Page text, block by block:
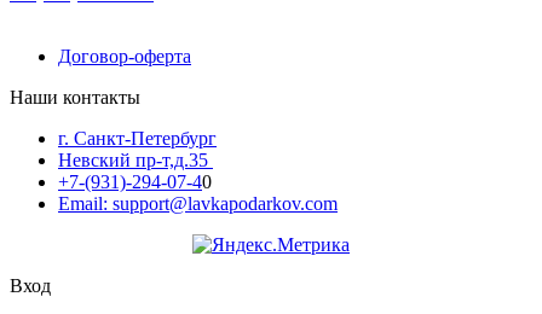
Договор-оферта
Наши контакты
г. Санкт-Петербург
Невский пр-т,д.35
+7-(931)-294-07-40
Email: support@lavkapodarkov.com
Вход